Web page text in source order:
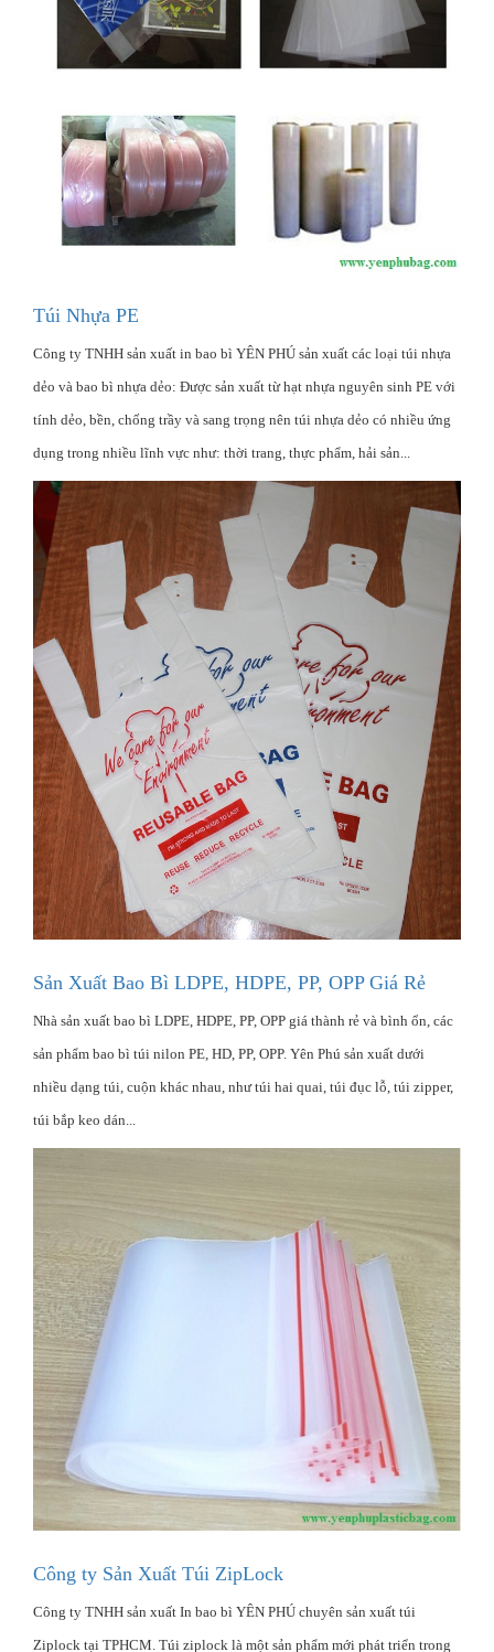
Túi Nhựa PE
Công ty TNHH sản xuất in bao bì YÊN PHÚ sản xuất các loại túi nhựa
dẻo và bao bì nhựa dẻo: Được sản xuất từ hạt nhựa nguyên sinh PE với
tính dẻo, bền, chống trầy và sang trọng nên túi nhựa dẻo có nhiều ứng
dụng trong nhiều lĩnh vực như: thời trang, thực phẩm, hải sản...
Sản Xuất Bao Bì LDPE, HDPE, PP, OPP Giá Rẻ
Nhà sản xuất bao bì LDPE, HDPE, PP, OPP giá thành rẻ và bình ổn, các
sản phẩm bao bì túi nilon PE, HD, PP, OPP. Yên Phú sản xuất dưới
nhiều dạng túi, cuộn khác nhau, như túi hai quai, túi đục lỗ, túi zipper,
túi bắp keo dán...
Công ty Sản Xuất Túi ZipLock
Công ty TNHH sản xuất In bao bì YÊN PHÚ chuyên sản xuất túi
Ziplock tại TPHCM. Túi ziplock là một sản phẩm mới phát triển trong